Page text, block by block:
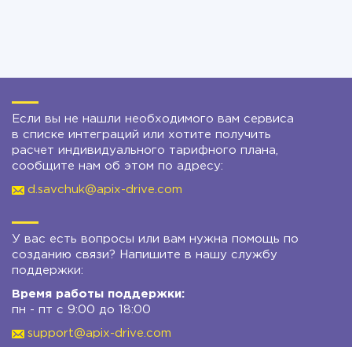
Если вы не нашли необходимого вам сервиса
в списке интеграций или хотите получить
расчет индивидуального тарифного плана,
сообщите нам об этом по адресу:
d.savchuk@apix-drive.com
У вас есть вопросы или вам нужна помощь по
созданию связи? Напишите в нашу службу
поддержки:
Время работы поддержки:
пн - пт с 9:00 до 18:00
support@apix-drive.com